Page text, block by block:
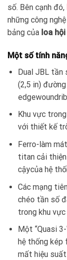
số. Bên cạnh đó,
những công
bảng của loa
Một số tính
Dual JBL tần
(2,5 in)
Khu vực
với thiết kế
Ferro-làm
titan cải
cậycủa hệ
Các mạng
chéo tần số
trong khu vực
Một “Quasi
hệ thống kép
mất hiệu